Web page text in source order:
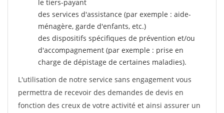
le tiers-payant
des services d'assistance (par exemple : aide-
ménagère, garde d'enfants, etc.)
des dispositifs spécifiques de prévention et/ou
d'accompagnement (par exemple : prise en
charge de dépistage de certaines maladies).
L'utilisation de notre service sans engagement vous
permettra de recevoir des demandes de devis en
fonction des creux de votre activité et ainsi assurer un